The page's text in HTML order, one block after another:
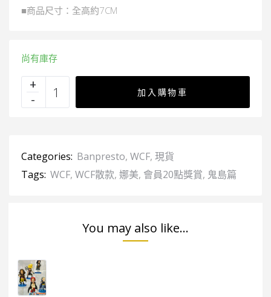
■商品尺寸：全高約7CM
尚有庫存
加入購物車
Categories: Banpresto, WCF, 現貨
Tags: WCF, WCF散款, 娜美, 會員20點獎賞, 鬼島篇
You may also like...